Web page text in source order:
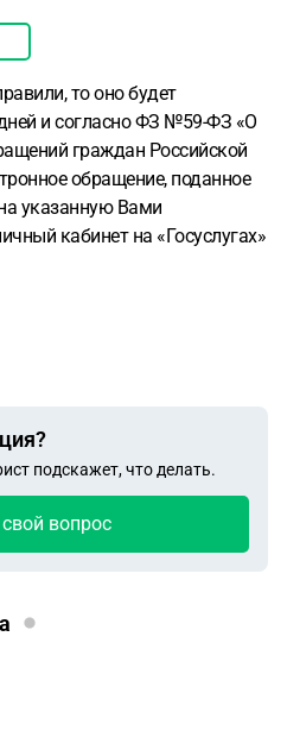
то оно будет
и согласно ФЗ №59-ФЗ «О
граждан Российской
обращение, поданное
указанную Вами
кабинет на «Госуслугах»
подскажет, что делать.
вопрос